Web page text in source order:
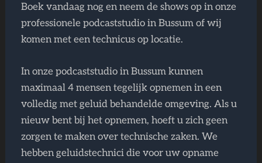
Boek vandaag nog en neem de shows op in onze
professionele podcaststudio in Bussum of wij
komen met een technicus op locatie.
In onze podcaststudio in Bussum kunnen
maximaal 4 mensen tegelijk opnemen in een
volledig met geluid behandelde omgeving. Als u
nieuw bent bij het opnemen, hoeft u zich geen
zorgen te maken over technische zaken. We
hebben geluidstechnici die voor uw opname